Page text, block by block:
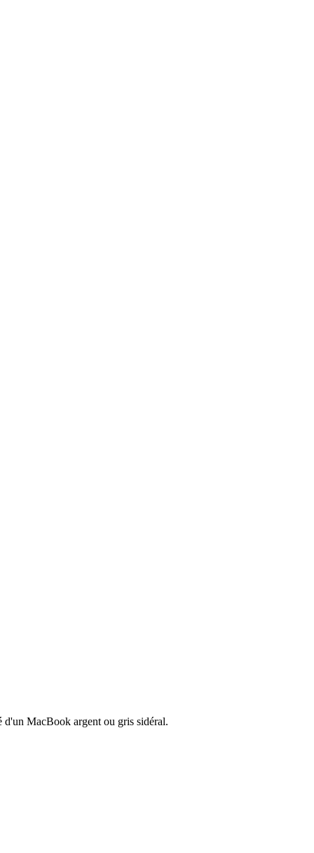
d'un MacBook argent ou gris sidéral.